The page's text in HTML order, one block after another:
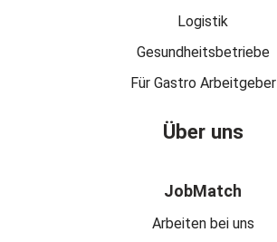
Logistik
Gesundheitsbetriebe
Für Gastro Arbeitgeber
Über uns
JobMatch
Arbeiten bei uns